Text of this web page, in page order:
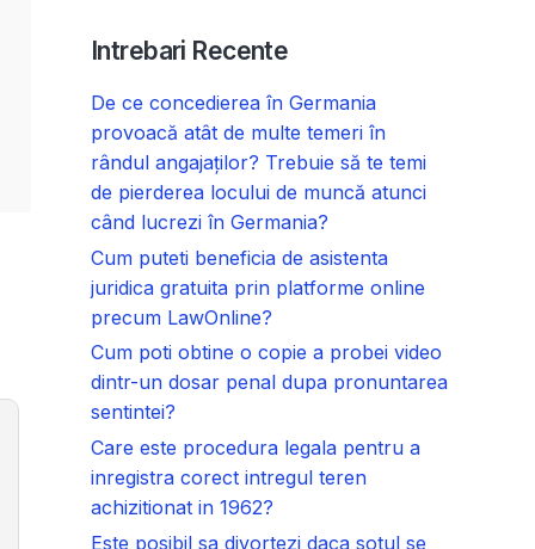
Intrebari Recente
De ce concedierea în Germania
provoacă atât de multe temeri în
rândul angajaților? Trebuie să te temi
de pierderea locului de muncă atunci
când lucrezi în Germania?
Cum puteti beneficia de asistenta
juridica gratuita prin platforme online
precum LawOnline?
Cum poti obtine o copie a probei video
dintr-un dosar penal dupa pronuntarea
sentintei?
Care este procedura legala pentru a
inregistra corect intregul teren
achizitionat in 1962?
Este posibil sa divortezi daca sotul se